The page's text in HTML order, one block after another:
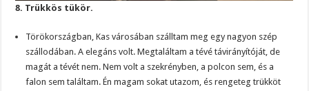
8. Trükkös tükör.
Törökországban, Kas városában szálltam meg egy nagyon szép
szállodában. A elegáns volt. Megtaláltam a tévé távirányítóját, de
magát a tévét nem. Nem volt a szekrényben, a polcon sem, és a
falon sem találtam. Én magam sokat utazom, és rengeteg trükköt